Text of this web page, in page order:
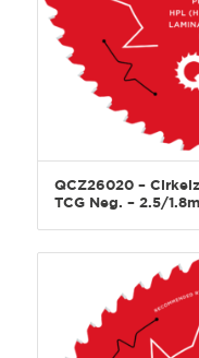
QCZ26020 –
TCG Neg. – 2.5/